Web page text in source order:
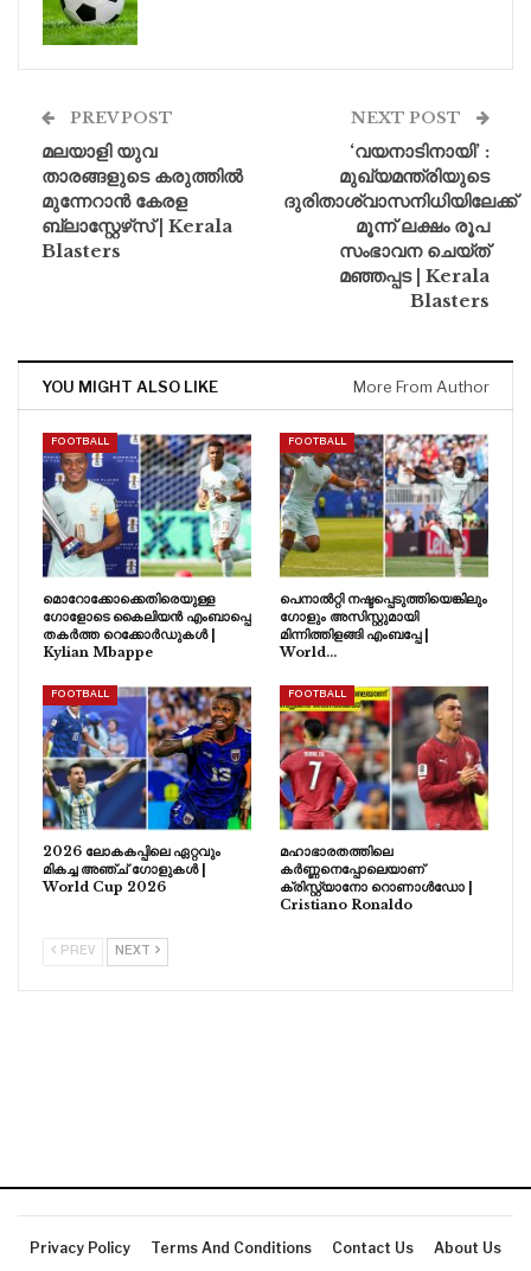
PREV POST
മലയാളി യുവ
താരങ്ങളുടെ കരുത്തിൽ
മുന്നേറാൻ കേരള
ബ്ലാസ്റ്റേഴ്‌സ് | Kerala
Blasters
NEXT POST
‘വയനാടിനായി’ :
മുഖ്യമന്ത്രിയുടെ
ദുരിതാശ്വാസനിധിയിലേക്ക്
മൂന്ന് ലക്ഷം രൂപ
സംഭാവന ചെയ്ത്
മഞ്ഞപ്പട | Kerala
Blasters
YOU MIGHT ALSO LIKE More From Author
FOOTBALL
മൊറോക്കോക്കെതിരെയുള്ള
ഗോളോടെ കൈലിയൻ എംബാപ്പെ
തകർത്ത റെക്കോർഡുകൾ |
Kylian Mbappe
FOOTBALL
പെനാൽറ്റി നഷ്ടപ്പെടുത്തിയെങ്കിലും
ഗോളും അസിസ്റ്റുമായി
മിന്നിത്തിളങ്ങി എംബപ്പേ |
World…
FOOTBALL
2026 ലോകകപ്പിലെ ഏറ്റവും
മികച്ച അഞ്ച് ഗോളുകൾ |
World Cup 2026
FOOTBALL
മഹാഭാരതത്തിലെ
കർണ്ണനെപ്പോലെയാണ്
ക്രിസ്റ്റ്യാനോ റൊണാൾഡോ |
Cristiano Ronaldo
PREV NEXT
Privacy Policy Terms And Conditions Contact Us About Us